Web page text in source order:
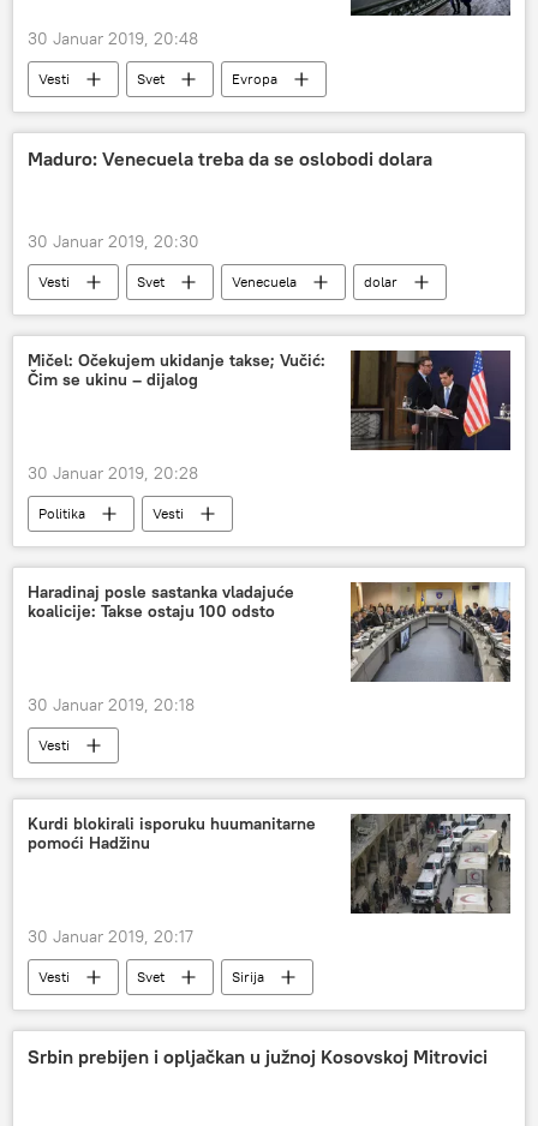
30 Januar 2019, 20:48
Vesti Svet Evropa
Maduro: Venecuela treba da se oslobodi dolara
30 Januar 2019, 20:30
Vesti Svet Venecuela dolar
Mičel: Očekujem ukidanje takse; Vučić:
Čim se ukinu – dijalog
30 Januar 2019, 20:28
Politika Vesti
Haradinaj posle sastanka vladajuće
koalicije: Takse ostaju 100 odsto
30 Januar 2019, 20:18
Vesti
Kurdi blokirali isporuku huumanitarne
pomoći Hadžinu
30 Januar 2019, 20:17
Vesti Svet Sirija
Srbin prebijen i opljačkan u južnoj Kosovskoj Mitrovici